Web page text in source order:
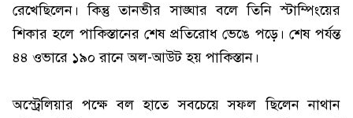
রেখেছিলেন। কিন্তু তানভীর সাঙ্ঘার বলে তিনি স্টাম্পিংয়ের
শিকার হলে পাকিস্তানের শেষ প্রতিরোধ ভেঙে পড়ে। শেষ পর্যন্ত
৪৪ ওভারে ১৯০ রানে অল-আউট হয় পাকিস্তান।
অস্ট্রেলিয়ার পক্ষে বল হাতে সবচেয়ে সফল ছিলেন নাথান